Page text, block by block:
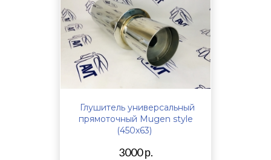
Глушитель универсальный
прямоточный Mugen style
(450х63)
3000 р.